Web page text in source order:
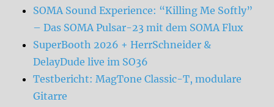
SOMA Sound Experience: “Killing Me Softly”
– Das SOMA Pulsar-23 mit dem SOMA Flux
SuperBooth 2026 + HerrSchneider &
DelayDude live im SO36
Testbericht: MagTone Classic-T, modulare
Gitarre